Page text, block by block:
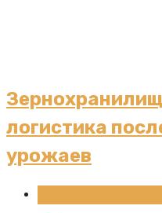
логистика
урожаев